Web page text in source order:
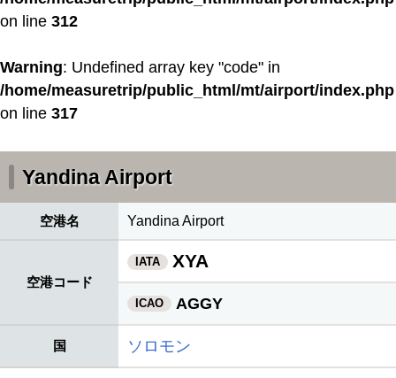
on line 312
Warning: Undefined array key "code" in
/home/measuretrip/public_html/mt/airport/index.php
on line 317
Yandina Airport
空港名 Yandina Airport
空港コード
IATA XYA
ICAO AGGY
国 ソロモン